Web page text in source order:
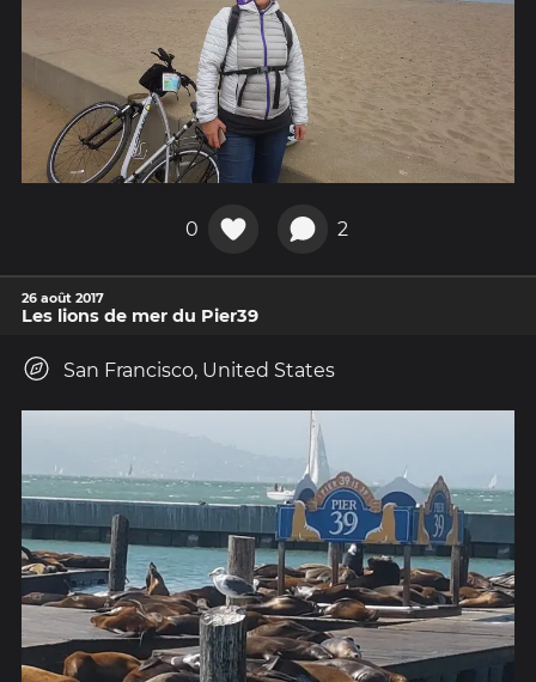
0 2
26 août 2017
Les lions de mer du Pier39
San Francisco, United States